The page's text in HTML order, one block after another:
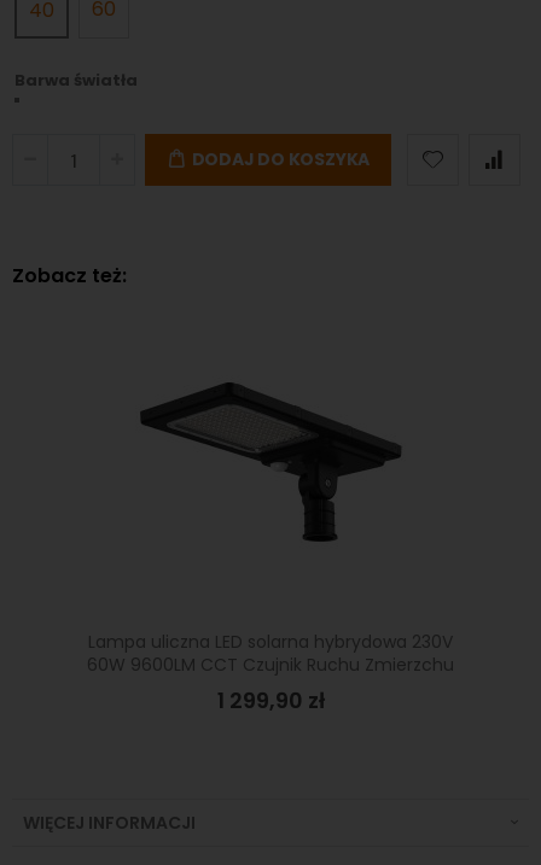
40 60
Barwa światła
DODAJ DO KOSZYKA
Zobacz też:
Lampa uliczna LED solarna hybrydowa 230V
60W 9600LM CCT Czujnik Ruchu Zmierzchu
1 299,90 zł
WIĘCEJ INFORMACJI